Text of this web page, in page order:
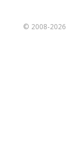
© 2008-2026